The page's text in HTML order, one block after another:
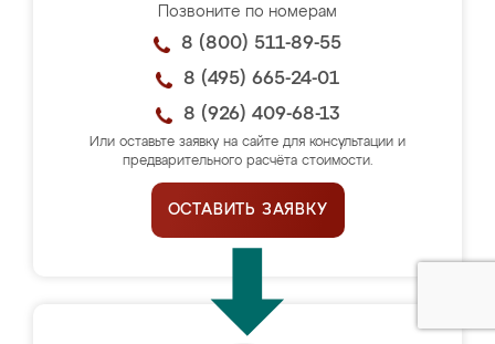
Позвоните по номерам
8 (800) 511-89-55
8 (495) 665-24-01
8 (926) 409-68-13
Или оставьте заявку на сайте для консультации и
предварительного расчёта стоимости.
ОСТАВИТЬ ЗАЯВКУ